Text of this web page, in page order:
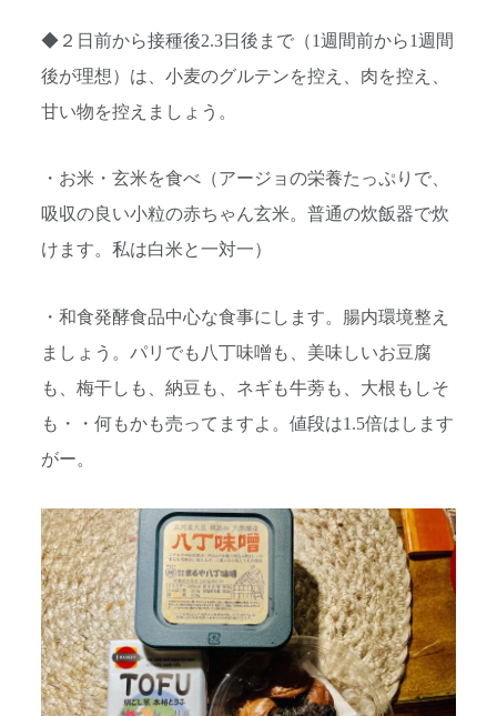
◆２日前から接種後2.3日後まで（1週間前から1週間
後が理想）は、小麦のグルテンを控え、肉を控え、
甘い物を控えましょう。
・お米・玄米を食べ（アージョの栄養たっぷりで、
吸収の良い小粒の赤ちゃん玄米。普通の炊飯器で炊
けます。私は白米と一対一）
・和食発酵食品中心な食事にします。腸内環境整え
ましょう。パリでも八丁味噌も、美味しいお豆腐
も、梅干しも、納豆も、ネギも牛蒡も、大根もしそ
も・・何もかも売ってますよ。値段は1.5倍はします
がー。